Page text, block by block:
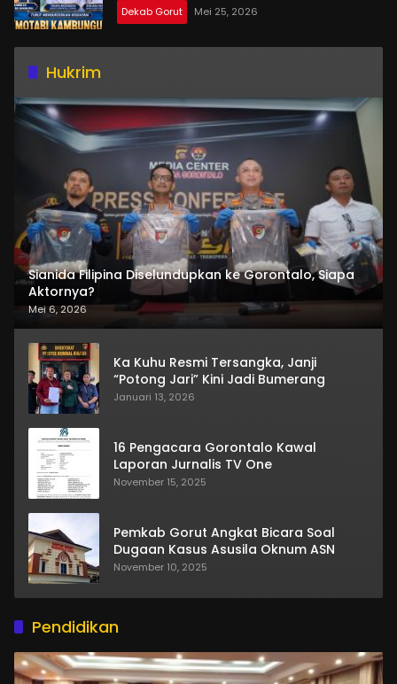
Dekab Gorut Mei 25, 2026
Hukrim
Sianida Filipina Diselundupkan ke Gorontalo, Siapa
Aktornya?
Mei 6, 2026
Ka Kuhu Resmi Tersangka, Janji
“Potong Jari” Kini Jadi Bumerang
Januari 13, 2026
16 Pengacara Gorontalo Kawal
Laporan Jurnalis TV One
November 15, 2025
Pemkab Gorut Angkat Bicara Soal
Dugaan Kasus Asusila Oknum ASN
November 10, 2025
Pendidikan